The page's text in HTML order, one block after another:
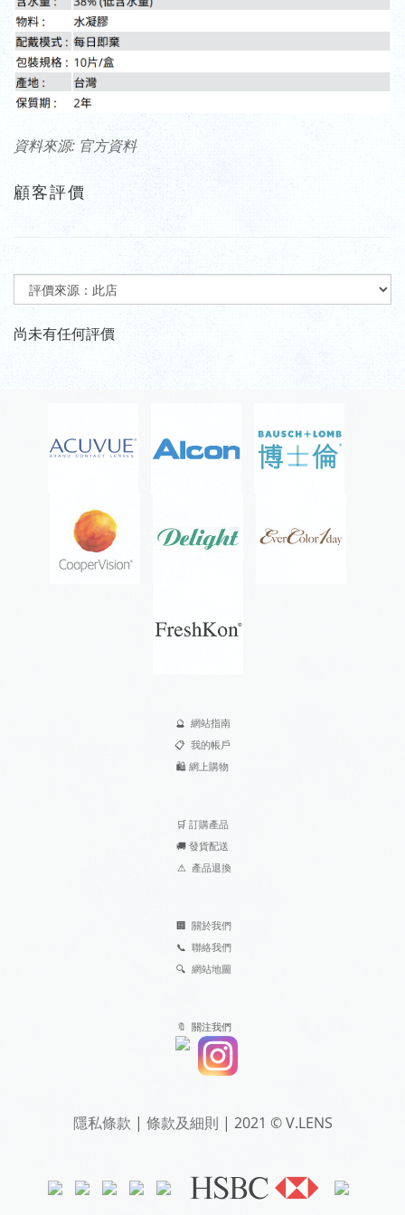
資料來源: 官方資料
顧客評價
尚未有任何評價
🔮 網站指南
📋 我的帳戶
🛍️ 網上購物
🛒 訂購產品
🚚 發貨配送
⚠ 產品退換
🏢 關於我們
📞 聯絡我們
🔍 網站地圖
🔖 關注我們
隱私條款 | 條款及細則 | 2021 © V.LENS